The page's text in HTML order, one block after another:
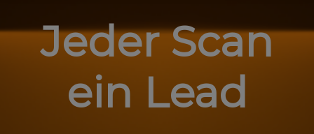
Jeder Scan
ein Lead